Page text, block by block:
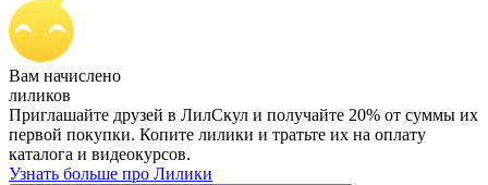
Вам начислено
лиликов
Приглашайте друзей в ЛилСкул и получайте 20% от суммы их
первой покупки. Копите лилики и тратьте их на оплату
каталога и видеокурсов.
Узнать больше про Лилики